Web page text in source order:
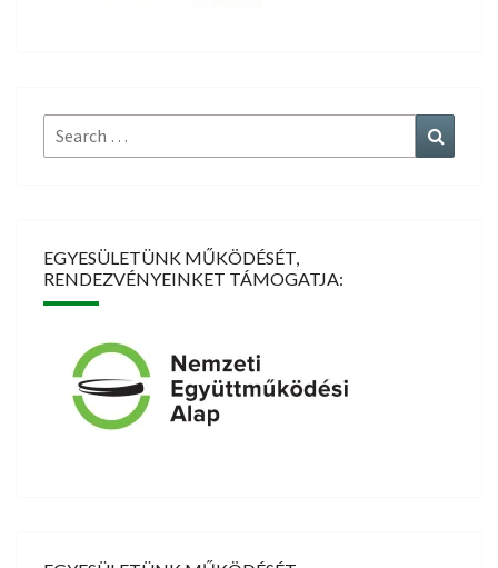
Search
for:
EGYESÜLETÜNK MŰKÖDÉSÉT,
RENDEZVÉNYEINKET TÁMOGATJA: